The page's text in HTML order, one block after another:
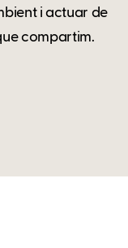
i actuar de
compartim.